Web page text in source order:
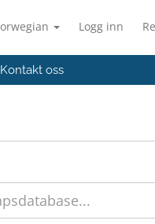
Logg inn
Kontakt oss